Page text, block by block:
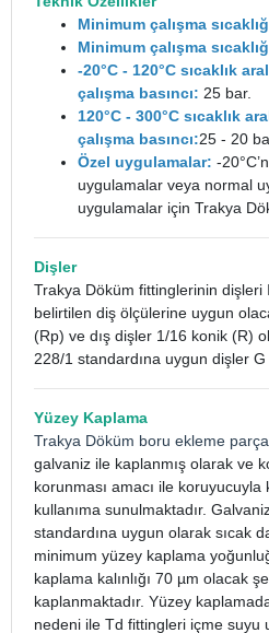
Minimum çalışma
Minimum çalışma
-20°C - 120°C sıcaklık
çalışma basıncı: 25 bar.
120°C - 300°C sıcaklık
çalışma basıncı:25 - 20
Özel uygulamalar: -
uygulamalar veya normal
uygulamalar için Trakya
Dişler
Trakya Döküm fittinglerinin dişleri
belirtilen diş ölçülerine uygun
(Rp) ve dış dişler 1/16 konik (R)
228/1 standardına uygun dişler
Yüzey Kaplama
Trakya Döküm boru ekleme
galvaniz ile kaplanmış olarak ve
korunması amacı ile koruyucuyla
kullanıma sunulmaktadır.
standardına uygun olarak sıcak
minimum yüzey kaplama
kaplama kalınlığı 70 µm olacak
kaplanmaktadır. Yüzey
nedeni ile Td fittingleri içme suyu